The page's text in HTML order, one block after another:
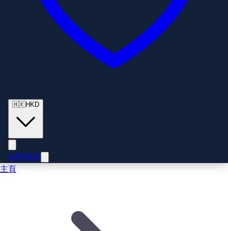
🇭🇰HKD
立即諮詢
主頁